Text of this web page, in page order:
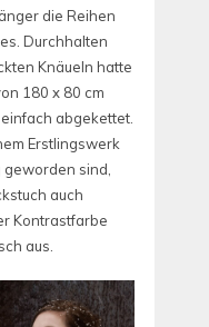
die Reihen
Durchhalten
Knäueln hatte
180 x 80 cm
abgekettet.
Erstlingswerk
sind,
auch
Kontrastfarbe
aus.